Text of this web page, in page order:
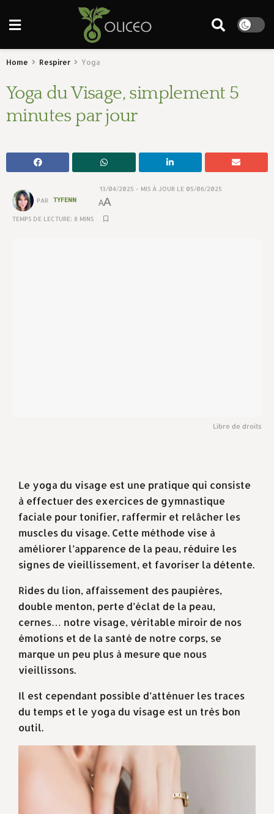
Home Respirer Yoga
Yoga du Visage, simplement 5
minutes par jour
PAR TYFENN
TEMPS DE LECTURE: 8 MINS
13/04/2025 - MIS À JOUR LE 05/06/2025
AA
Libre de droits
Le yoga du visage est une pratique qui consiste
à effectuer des exercices de gymnastique
faciale pour tonifier, raffermir et relâcher les
muscles du visage. Cette méthode vise à
améliorer l’apparence de la peau, réduire les
signes de vieillissement, et favoriser la détente.
Rides du lion, affaissement des paupières,
double menton, perte d’éclat de la peau,
cernes… notre visage, véritable miroir de nos
émotions et de la santé de notre corps, se
marque un peu plus à mesure que nous
vieillissons.
Il est cependant possible d’atténuer les traces
du temps et le yoga du visage est un très bon
outil.